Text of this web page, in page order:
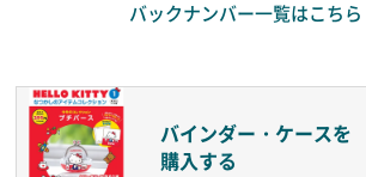
バックナンバー一覧はこちら
バインダー・ケースを
購入する